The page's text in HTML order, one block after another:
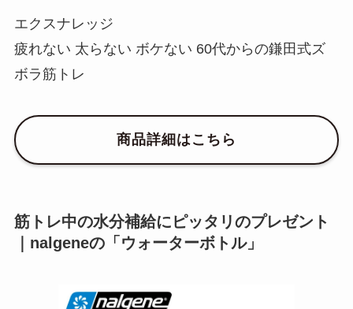
エクスナレッジ
疲れない 太らない ボケない 60代からの鎌田式ズ
ボラ筋トレ
商品詳細はこちら
筋トレ中の水分補給にピッタリのプレゼント
｜nalgeneの「ウォーターボトル」